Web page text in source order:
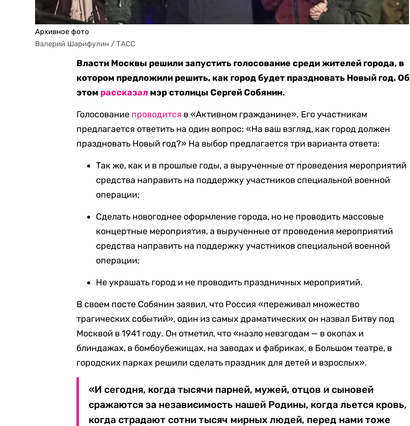
Архивное фото
Валерий Шарифулин / ТАСС
Власти Москвы решили запустить голосование среди жителей города, в
котором предложили решить, как город будет праздновать Новый год. Об
этом рассказал мэр столицы Сергей Собянин.
Голосование проводится в «Активном гражданине». Его участникам
предлагается ответить на один вопрос: «На ваш взгляд, как город должен
праздновать Новый год?» На выбор предлагается три варианта ответа:
Так же, как и в прошлые годы, а вырученные от проведения мероприятий
средства направить на поддержку участников специальной военной
операции;
Сделать новогоднее оформление города, но не проводить массовые
концертные мероприятия, а вырученные от проведения мероприятий
средства направить на поддержку участников специальной военной
операции;
Не украшать город и не проводить праздничных мероприятий.
В своем посте Собянин заявил, что Россия «переживал множество
трагических событий», один из самых драматических он назвал Битву под
Москвой в 1941 году. Он отметил, что «назло невзгодам — в окопах и
блиндажах, в бомбоубежищах, на заводах и фабриках, в Большом театре, в
городских парках решили сделать праздник для детей и взрослых».
«И сегодня, когда тысячи парней, мужей, отцов и сыновей
сражаются за независимость нашей Родины, когда льется кровь,
когда страдают сотни тысяч мирных людей, перед нами тоже